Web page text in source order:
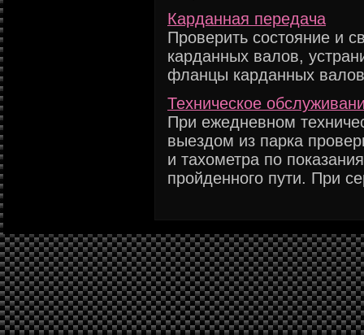
Карданная передача
Проверить состояние и
карданных валов,
фланцы карданных
Техническое
При ежедневном
выездом из парка
и тахометра по
пройденного пути. При